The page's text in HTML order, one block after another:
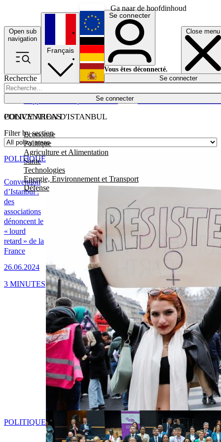
Ga naar de hoofdinhoud
Open sub
navigation
Close menu
Recherche
Se connecter
POLICY AREAS
Economie
Politique
Agriculture et Alimentation
Santé
Technologies
Energie, Environnement et Transport
Défense
Économie
Français
English
Deutsch
Español
Se connecter
Vous êtes déconnecté.
Se connecter
CONVENTION D'ISTANBUL
Filter by section
Convention
d’Istanbul :
des
associations
dénoncent le
« lourd
retard » de la
France
26.06.2024
POLITIQUE
3 MINUTES
POLITIQUE